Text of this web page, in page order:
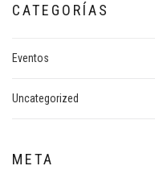
CATEGORÍAS
Eventos
Uncategorized
META